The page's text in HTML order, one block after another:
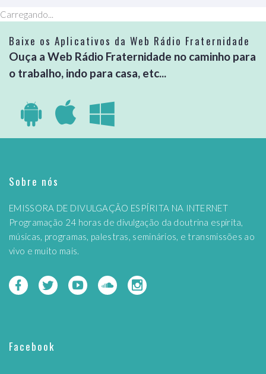
Carregando...
Baixe os Aplicativos da Web Rádio Fraternidade
Ouça a Web Rádio Fraternidade no caminho para
o trabalho, indo para casa, etc...
Sobre nós
EMISSORA DE DIVULGAÇÃO ESPÍRITA NA INTERNET
Programação 24 horas de divulgação da doutrina espírita,
músicas, programas, palestras, seminários, e transmissões ao
vivo e muito mais.
Facebook